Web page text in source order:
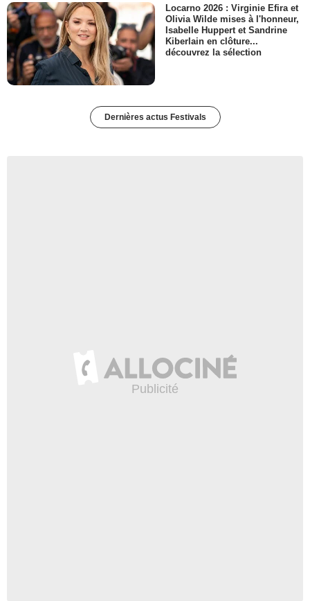
Locarno 2026 : Virginie Efira et
Olivia Wilde mises à l'honneur,
Isabelle Huppert et Sandrine
Kiberlain en clôture...
découvrez la sélection
Dernières actus Festivals